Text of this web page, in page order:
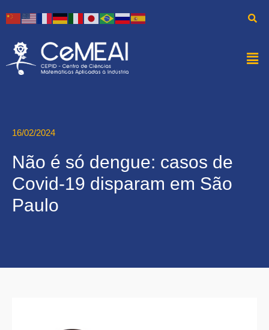
16/02/2024
Não é só dengue: casos de
Covid-19 disparam em São
Paulo